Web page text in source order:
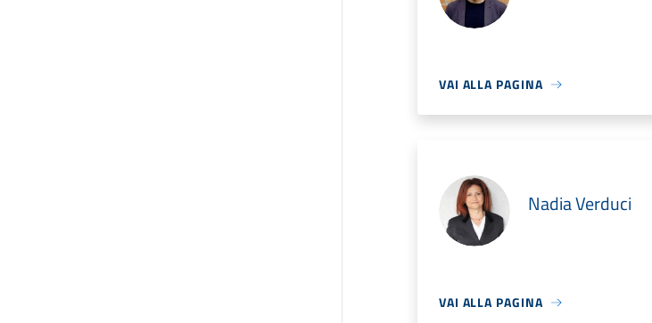
VAI ALLA PAGINA
Nadia Verduci
VAI ALLA PAGINA